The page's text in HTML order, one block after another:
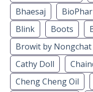
Bhaesaj
Blink
Boots
Browit by Nongchat
Cathy Doll
Cheng Cheng Oil